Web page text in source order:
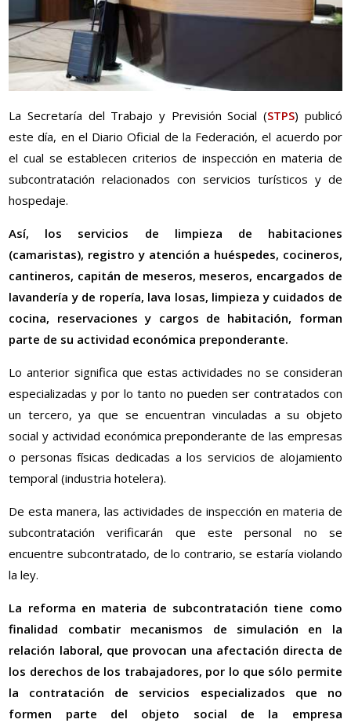
La Secretaría del Trabajo y Previsión Social (STPS) publicó
este día, en el Diario Oficial de la Federación, el acuerdo por
el cual se establecen criterios de inspección en materia de
subcontratación relacionados con servicios turísticos y de
hospedaje.
Así, los servicios de limpieza de habitaciones
(camaristas), registro y atención a huéspedes, cocineros,
cantineros, capitán de meseros, meseros, encargados de
lavandería y de ropería, lava losas, limpieza y cuidados de
cocina, reservaciones y cargos de habitación, forman
parte de su actividad económica preponderante.
Lo anterior significa que estas actividades no se consideran
especializadas y por lo tanto no pueden ser contratados con
un tercero, ya que se encuentran vinculadas a su objeto
social y actividad económica preponderante de las empresas
o personas físicas dedicadas a los servicios de alojamiento
temporal (industria hotelera).
De esta manera, las actividades de inspección en materia de
subcontratación verificarán que este personal no se
encuentre subcontratado, de lo contrario, se estaría violando
la ley.
La reforma en materia de subcontratación tiene como
finalidad combatir mecanismos de simulación en la
relación laboral, que provocan una afectación directa de
los derechos de los trabajadores, por lo que sólo permite
la contratación de servicios especializados que no
formen parte del objeto social de la empresa